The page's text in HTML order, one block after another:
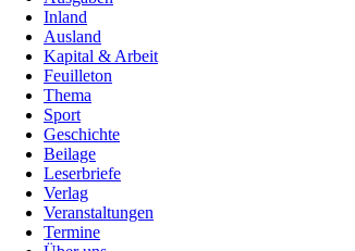
Inland
Ausland
Kapital & Arbeit
Feuilleton
Thema
Sport
Geschichte
Beilage
Leserbriefe
Verlag
Veranstaltungen
Termine